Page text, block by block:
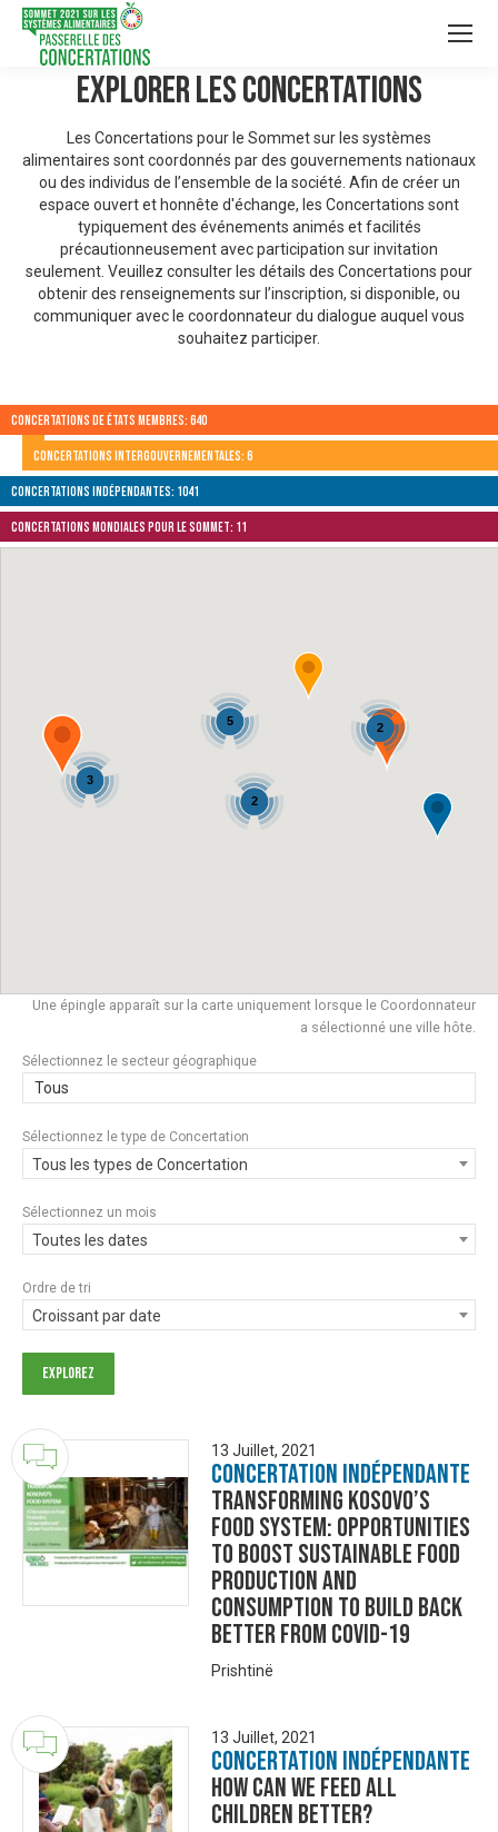
Explorer les Concertations
Les Concertations pour le Sommet sur les systèmes
alimentaires sont coordonnés par des gouvernements nationaux
ou des individus de l’ensemble de la société. Afin de créer un
espace ouvert et honnête d'échange, les Concertations sont
typiquement des événements animés et facilités
précautionneusement avec participation sur invitation
seulement. Veuillez consulter les détails des Concertations pour
obtenir des renseignements sur l’inscription, si disponible, ou
communiquer avec le coordonnateur du dialogue auquel vous
souhaitez participer.
Concertations de États membres: 640
Concertations intergouvernementales: 6
Concertations indépendantes: 1041
Concertations mondiales pour le Sommet: 11
5 2
3
2
Une épingle apparaît sur la carte uniquement lorsque le Coordonnateur
a sélectionné une ville hôte.
Sélectionnez le secteur géographique
Tous
Sélectionnez le type de Concertation
Tous les types de Concertation
Sélectionnez un mois
Toutes les dates
Ordre de tri
Croissant par date
13 Juillet, 2021
Concertation Indépendante
Transforming Kosovo’s
food system: Opportunities
to boost sustainable food
production and
consumption to build back
better from COVID-19
Prishtinë
13 Juillet, 2021
Concertation Indépendante
How Can We Feed All
Children Better?